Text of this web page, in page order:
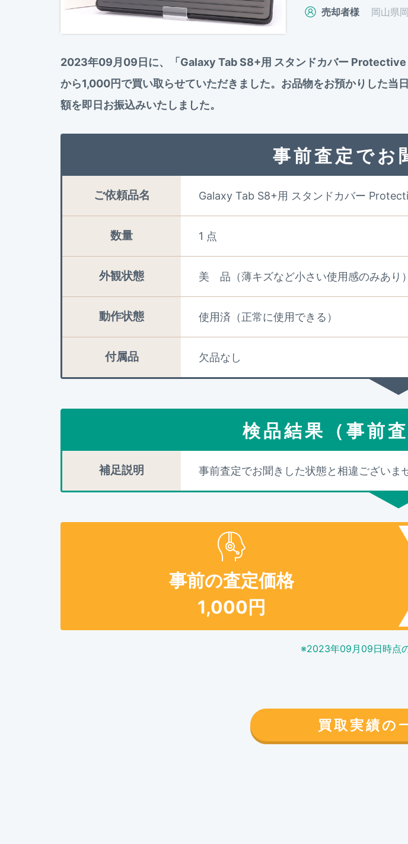
売却者様
岡山県
2023年09月09日に、「Galaxy Tab S8+用 スタンドカバー
から1,000円で買い取らせていただきました。お品物をお預かりした当
額を即日お振込みいたしました。
事前査定でお
ご依頼品名 Galaxy Tab S8+用 スタンドカバー
数量 1 点
外観状態 美 品（薄キズなど小さい使用感のみあり）
動作状態 使用済（正常に使用できる）
付属品 欠品なし
検品結果（事前
補足説明 事前査定でお聞きした状態と相違ございま
事前の査定価格
1,000 円
※2023年09月09日時点
買取実績の